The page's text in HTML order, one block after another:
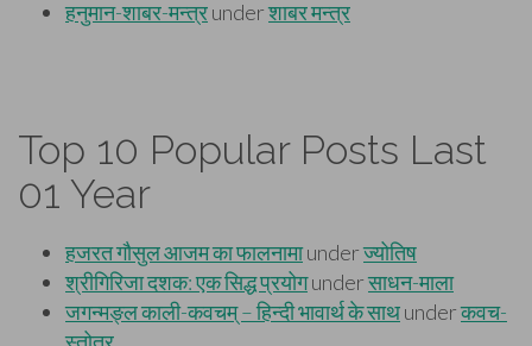
Top 10 Popular Posts Last
01 Year